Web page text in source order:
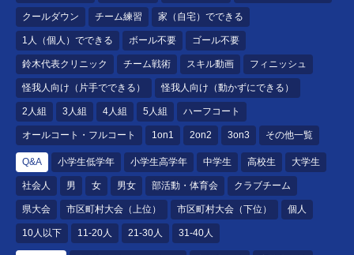
クールダウン チーム練習 家（自宅）でできる
1人（個人）でできる ボール不要 ゴール不要
鈴木代表クリニック チーム戦術 スキル動画 フィニッシュ
怪我人向け（片手でできる） 怪我人向け（動かずにできる）
2人組 3人組 4人組 5人組 ハーフコート
オールコート・フルコート 1on1 2on2 3on3 その他一覧
Q&A 小学生低学年 小学生高学年 中学生 高校生 大学生
社会人 男 女 男女 部活動・体育会 クラブチーム
県大会 市区町村大会（上位） 市区町村大会（下位） 個人
10人以下 11-20人 21-30人 31-40人